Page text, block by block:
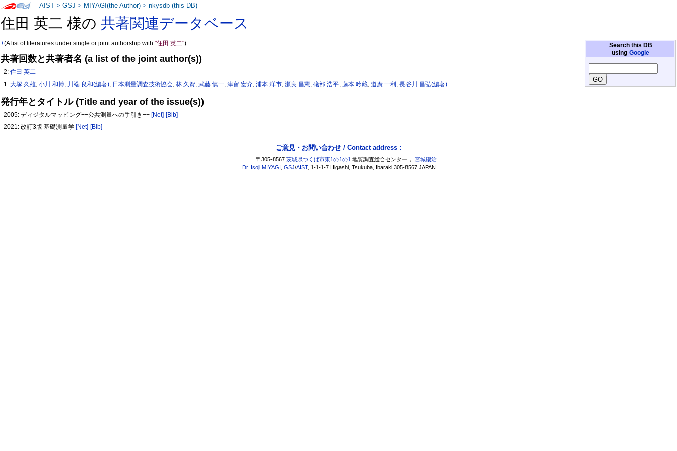
住田 英二 様の共著関連データベース
Search this DB
using Google
+(A list of literatures under single or joint authorship with"住田 英二")
共著回数と共著者名 (a list of the joint author(s))
2:住田 英二
1:大塚 久雄,小川 和博, 川端 良和(編著), 日本測量調査技術協会,林 久資,武藤 慎一,津留 宏介,浦本 洋市,瀬良 昌憲,礒部 浩平,藤本 吟藏,道廣 一利 ,長谷川 昌弘(編著)
発行年とタイトル (Title and year of the issue(s))
2005: ディジタルマッピング−−公共測量への手引き−− [Net] [Bib]
2021: 改訂3版 基礎測量学 [Net] [Bib]
AIST >GSJ > MIYAGI(the Author) >nkysdb (this DB)
ご意見・お問い合わせ / Contact address :
〒305-8567茨城県つくば市東1の1の1 地質調査総合センター，宮城磯治
Dr. Isoji MIYAGI ,GSJ/AIST, 1-1-1-7 Higashi, Tsukuba, Ibaraki 305-8567 JAPAN